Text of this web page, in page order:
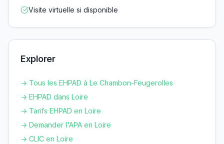
Visite virtuelle si disponible
Explorer
→ Tous les EHPAD à Le Chambon-Feugerolles
→ EHPAD dans Loire
→ Tarifs EHPAD en Loire
→ Demander l'APA en Loire
→ CLIC en Loire